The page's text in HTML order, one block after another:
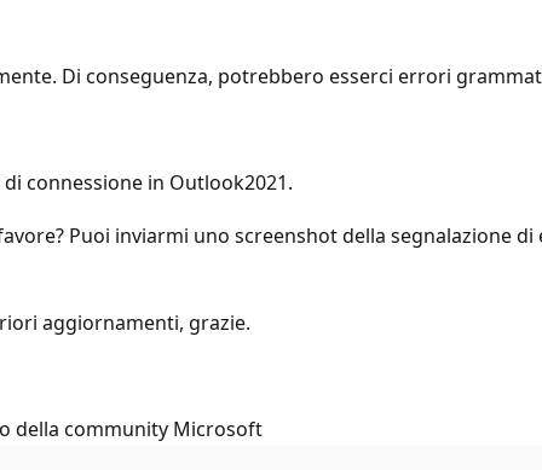
Di conseguenza, potrebbero esserci errori
connessione in Outlook2021.
Puoi inviarmi uno screenshot della segnalazione
aggiornamenti, grazie.
della community Microsoft